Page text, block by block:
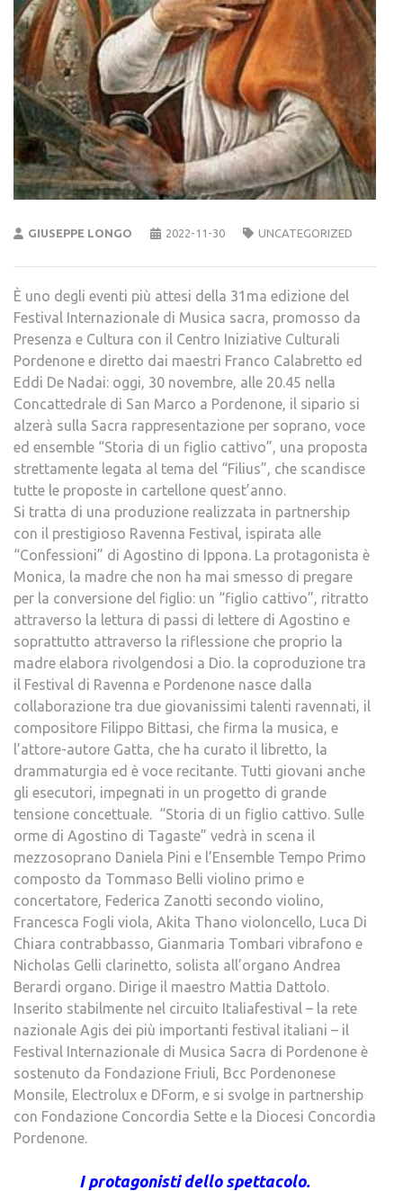
GIUSEPPE LONGO 2022-11-30 UNCATEGORIZED
È uno degli eventi più attesi della 31ma edizione del
Festival Internazionale di Musica sacra, promosso da
Presenza e Cultura con il Centro Iniziative Culturali
Pordenone e diretto dai maestri Franco Calabretto ed
Eddi De Nadai: oggi, 30 novembre, alle 20.45 nella
Concattedrale di San Marco a Pordenone, il sipario si
alzerà sulla Sacra rappresentazione per soprano, voce
ed ensemble “Storia di un figlio cattivo”, una proposta
strettamente legata al tema del “Filius”, che scandisce
tutte le proposte in cartellone quest’anno.
Si tratta di una produzione realizzata in partnership
con il prestigioso Ravenna Festival, ispirata alle
“Confessioni” di Agostino di Ippona. La protagonista è
Monica, la madre che non ha mai smesso di pregare
per la conversione del figlio: un “figlio cattivo”, ritratto
attraverso la lettura di passi di lettere di Agostino e
soprattutto attraverso la riflessione che proprio la
madre elabora rivolgendosi a Dio. la coproduzione tra
il Festival di Ravenna e Pordenone nasce dalla
collaborazione tra due giovanissimi talenti ravennati, il
compositore Filippo Bittasi, che firma la musica, e
l’attore-autore Gatta, che ha curato il libretto, la
drammaturgia ed è voce recitante. Tutti giovani anche
gli esecutori, impegnati in un progetto di grande
tensione concettuale. “Storia di un figlio cattivo. Sulle
orme di Agostino di Tagaste” vedrà in scena il
mezzosoprano Daniela Pini e l’Ensemble Tempo Primo
composto da Tommaso Belli violino primo e
concertatore, Federica Zanotti secondo violino,
Francesca Fogli viola, Akita Thano violoncello, Luca Di
Chiara contrabbasso, Gianmaria Tombari vibrafono e
Nicholas Gelli clarinetto, solista all’organo Andrea
Berardi organo. Dirige il maestro Mattia Dattolo.
Inserito stabilmente nel circuito Italiafestival – la rete
nazionale Agis dei più importanti festival italiani – il
Festival Internazionale di Musica Sacra di Pordenone è
sostenuto da Fondazione Friuli, Bcc Pordenonese
Monsile, Electrolux e DForm, e si svolge in partnership
con Fondazione Concordia Sette e la Diocesi Concordia
Pordenone.
I protagonisti dello spettacolo.